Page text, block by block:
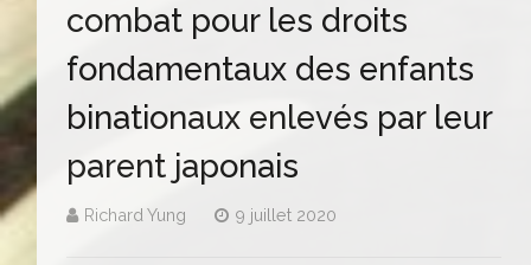
combat pour les droits
fondamentaux des enfants
binationaux enlevés par leur
parent japonais
Richard Yung 9 juillet 2020